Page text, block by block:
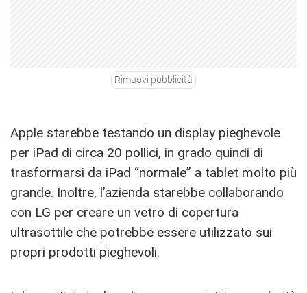
Rimuovi pubblicità
Apple starebbe testando un display pieghevole
per iPad di circa 20 pollici, in grado quindi di
trasformarsi da iPad “normale” a tablet molto più
grande. Inoltre, l’azienda starebbe collaborando
con LG per creare un vetro di copertura
ultrasottile che potrebbe essere utilizzato sui
propri prodotti pieghevoli.